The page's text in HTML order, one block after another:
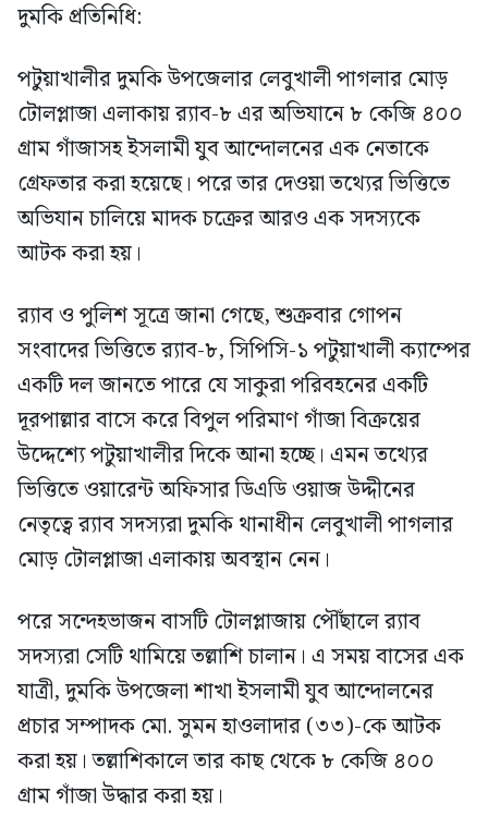
দুমকি প্রতিনিধি:
পটুয়াখালীর দুমকি উপজেলার লেবুখালী পাগলার মোড়
টোলপ্লাজা এলাকায় র‍্যাব-৮ এর অভিযানে ৮ কেজি ৪০০
গ্রাম গাঁজাসহ ইসলামী যুব আন্দোলনের এক নেতাকে
গ্রেফতার করা হয়েছে। পরে তার দেওয়া তথ্যের ভিত্তিতে
অভিযান চালিয়ে মাদক চক্রের আরও এক সদস্যকে
আটক করা হয়।
র‍্যাব ও পুলিশ সূত্রে জানা গেছে, শুক্রবার গোপন
সংবাদের ভিত্তিতে র‍্যাব-৮, সিপিসি-১ পটুয়াখালী ক্যাম্পের
একটি দল জানতে পারে যে সাকুরা পরিবহনের একটি
দূরপাল্লার বাসে করে বিপুল পরিমাণ গাঁজা বিক্রয়ের
উদ্দেশ্যে পটুয়াখালীর দিকে আনা হচ্ছে। এমন তথ্যের
ভিত্তিতে ওয়ারেন্ট অফিসার ডিএডি ওয়াজ উদ্দীনের
নেতৃত্বে র‍্যাব সদস্যরা দুমকি থানাধীন লেবুখালী পাগলার
মোড় টোলপ্লাজা এলাকায় অবস্থান নেন।
পরে সন্দেহভাজন বাসটি টোলপ্লাজায় পৌঁছালে র‍্যাব
সদস্যরা সেটি থামিয়ে তল্লাশি চালান। এ সময় বাসের এক
যাত্রী, দুমকি উপজেলা শাখা ইসলামী যুব আন্দোলনের
প্রচার সম্পাদক মো. সুমন হাওলাদার (৩৩)-কে আটক
করা হয়। তল্লাশিকালে তার কাছ থেকে ৮ কেজি ৪০০
গ্রাম গাঁজা উদ্ধার করা হয়।